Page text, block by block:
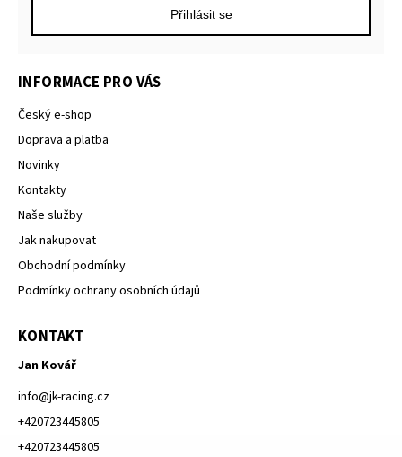
INFORMACE PRO VÁS
Český e-shop
Doprava a platba
Novinky
Kontakty
Naše služby
Jak nakupovat
Obchodní podmínky
Podmínky ochrany osobních údajů
KONTAKT
Jan Kovář
info@jk-racing.cz
+420723445805
+420723445805
Přihlásit se